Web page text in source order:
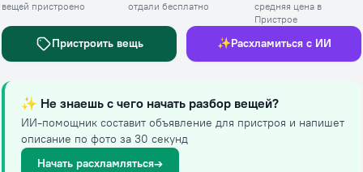
вещей пристроено отдали бесплатно
средняя цена в
Пристрое
Пристроить вещь ✨Расхламиться с ИИ
✨ Не знаешь с чего начать разбор вещей?
ИИ-помощник составит объявление для пристроя и напишет
описание по фото за 30 секунд
Начать расхламляться→